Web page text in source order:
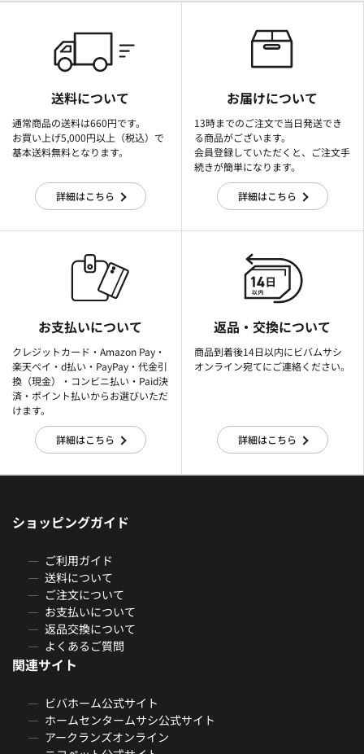
送料について
通常商品の送料は660円です。
お買い上げ5,000円以上（税込）で
基本送料無料となります。
詳細はこちら
お届けについて
13時までのご注文で当日発送でき
る商品がございます。
会員登録していただくと、ご注文手
続きが簡単になります。
詳細はこちら
お支払いについて
クレジットカード・Amazon Pay・
楽天ぺイ・d払い・PayPay・代金引
換（現金）・コンビニ払い・Paid決
済・ポイント払いからお選びいただ
けます。
詳細はこちら
返品・交換について
商品到着後14日以内にビバムサシ
オンライン宛てにご連絡ください。
詳細はこちら
ショッピングガイド
ご利用ガイド
送料について
ご注文について
お支払いについて
返品交換について
よくあるご質問
関連サイト
ビバホーム公式サイト
ホームセンタームサシ公式サイト
アークランズオンライン